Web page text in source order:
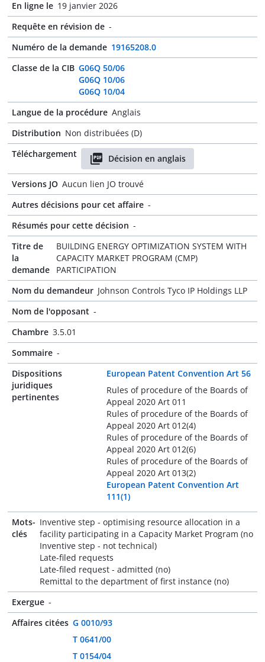
En ligne le 19 janvier 2026
Requête en révision de -
Numéro de la demande 19165208.0
Classe de la CIB G06Q 50/06
G06Q 10/06
G06Q 10/04
Langue de la procédure Anglais
Distribution Non distribuées (D)
Téléchargement
Décision en anglais
Versions JO Aucun lien JO trouvé
Autres décisions pour cet affaire -
Résumés pour cette décision -
Titre de
la
demande
BUILDING ENERGY OPTIMIZATION SYSTEM WITH
CAPACITY MARKET PROGRAM (CMP)
PARTICIPATION
Nom du demandeur Johnson Controls Tyco IP Holdings LLP
Nom de l'opposant -
Chambre 3.5.01
Sommaire -
Dispositions
juridiques
pertinentes
European Patent Convention Art 56
Rules of procedure of the Boards of
Appeal 2020 Art 011
Rules of procedure of the Boards of
Appeal 2020 Art 012(4)
Rules of procedure of the Boards of
Appeal 2020 Art 012(6)
Rules of procedure of the Boards of
Appeal 2020 Art 013(2)
European Patent Convention Art
111(1)
Mots-
clés
Inventive step - optimising resource allocation in a
facility participating in a Capacity Market Program (no
Inventive step - not technical)
Late-filed requests
Late-filed request - admitted (no)
Remittal to the department of first instance (no)
Exergue -
Affaires citées G 0010/93
T 0641/00
T 0154/04